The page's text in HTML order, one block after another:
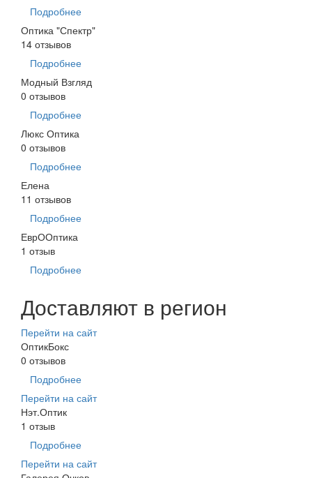
Подробнее
Оптика "Спектр"
14 отзывов
Подробнее
Модный Взгляд
0 отзывов
Подробнее
Люкс Оптика
0 отзывов
Подробнее
Елена
11 отзывов
Подробнее
ЕврООптика
1 отзыв
Подробнее
Доставляют в регион
Перейти на сайт
ОптикБокс
0 отзывов
Подробнее
Перейти на сайт
Нэт.Оптик
1 отзыв
Подробнее
Перейти на сайт